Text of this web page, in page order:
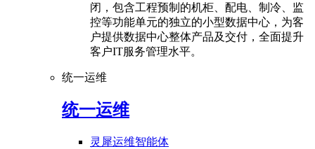
闭，包含工程预制的机柜、配电、制冷、监
控等功能单元的独立的小型数据中心，为客
户提供数据中心整体产品及交付，全面提升
客户IT服务管理水平。
统一运维
统一运维
灵犀运维智能体